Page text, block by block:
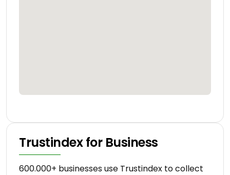
Trustindex for Business
600.000+ businesses use Trustindex to collect